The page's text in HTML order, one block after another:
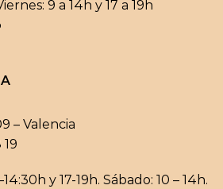
9 a 14h y 17 a 19h
– Valencia
y 17-19h. Sábado: 10 – 14h.